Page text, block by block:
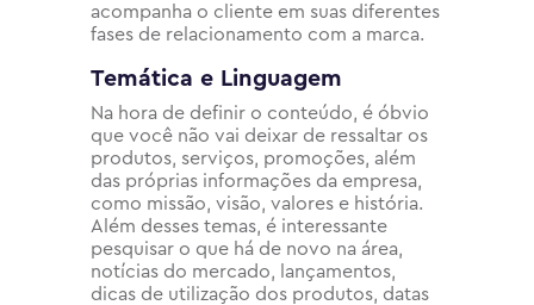
acompanha o cliente em suas diferentes
fases de relacionamento com a marca.
Temática e Linguagem
Na hora de definir o conteúdo, é óbvio
que você não vai deixar de ressaltar os
produtos, serviços, promoções, além
das próprias informações da empresa,
como missão, visão, valores e história.
Além desses temas, é interessante
pesquisar o que há de novo na área,
notícias do mercado, lançamentos,
dicas de utilização dos produtos, datas